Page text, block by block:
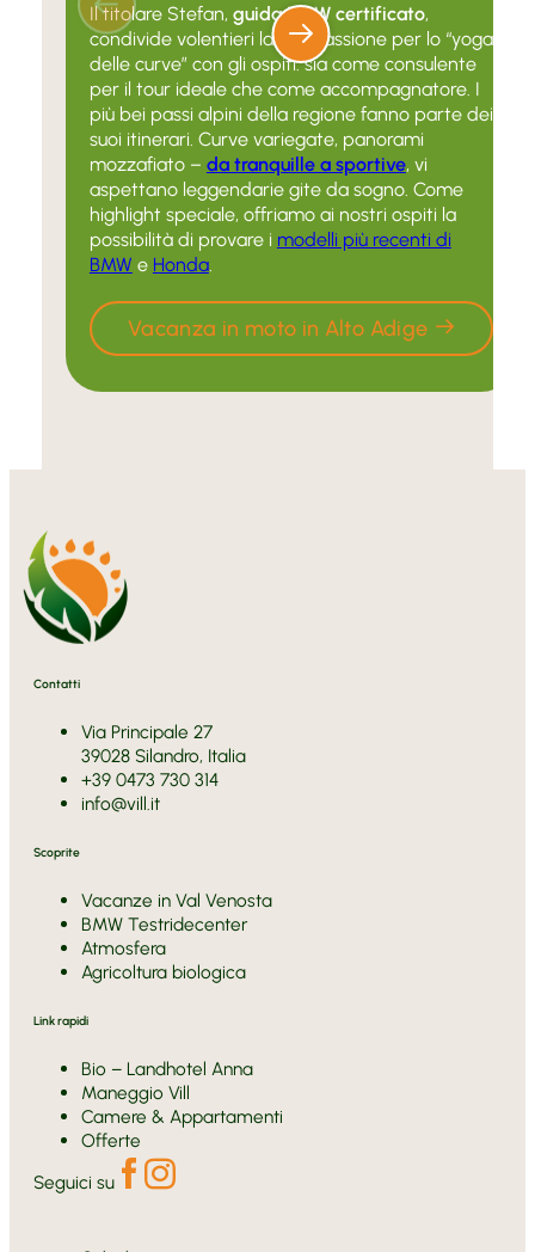
Il titolare Stefan, guida BMW certificato,
condivide volentieri la sua passione per lo “yoga
delle curve” con gli ospiti: sia come consulente
per il tour ideale che come accompagnatore. I
più bei passi alpini della regione fanno parte dei
suoi itinerari. Curve variegate, panorami
mozzafiato – da tranquille a sportive, vi
aspettano leggendarie gite da sogno. Come
highlight speciale, offriamo ai nostri ospiti la
possibilità di provare i modelli più recenti di
BMW e Honda.
Vacanza in moto in Alto Adige
Contatti
Via Principale 27
39028 Silandro, Italia
+39 0473 730 314
info@vill.it
Scoprite
Vacanze in Val Venosta
BMW Testridecenter
Atmosfera
Agricoltura biologica
Link rapidi
Bio – Landhotel Anna
Maneggio Vill
Camere & Appartamenti
Offerte
Seguici su